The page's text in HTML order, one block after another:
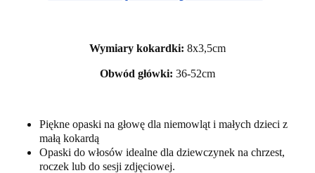
Wymiary kokardki: 8x3,5cm
Obwód główki: 36-52cm
Piękne opaski na głowę dla niemowląt i małych dzieci z
małą kokardą
Opaski do włosów idealne dla dziewczynek na chrzest,
roczek lub do sesji zdjęciowej.